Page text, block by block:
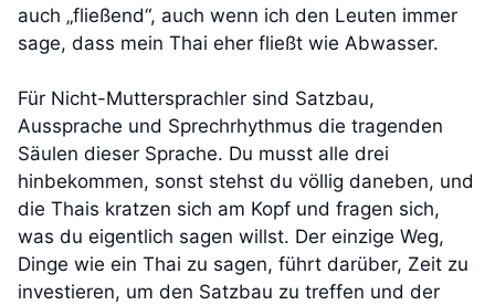
auch „fließend“, auch wenn ich den Leuten immer
sage, dass mein Thai eher fließt wie Abwasser.
Für Nicht-Muttersprachler sind Satzbau,
Aussprache und Sprechrhythmus die tragenden
Säulen dieser Sprache. Du musst alle drei
hinbekommen, sonst stehst du völlig daneben, und
die Thais kratzen sich am Kopf und fragen sich,
was du eigentlich sagen willst. Der einzige Weg,
Dinge wie ein Thai zu sagen, führt darüber, Zeit zu
investieren, um den Satzbau zu treffen und der